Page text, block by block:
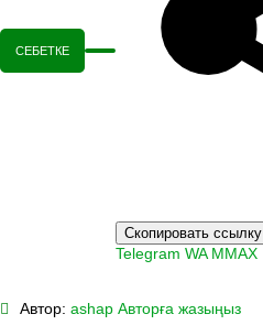
СЕБЕТКЕ
Скопировать ссылку
Telegram WA MMAX
Автор: ashap Авторға жазыңыз